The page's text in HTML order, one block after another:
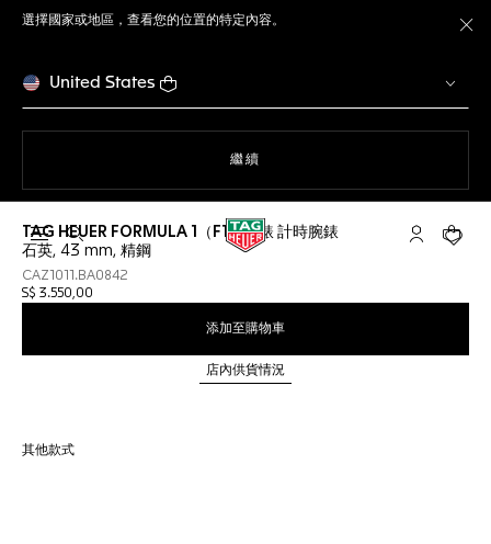
選擇國家或地區，查看您的位置的特定內容。
United States
繼續
開啟搜尋 「我的TAG
您的
TAG HEUER FORMULA 1（F1）腕錶 計時腕錶
石英, 43 mm, 精鋼
CAZ1011.BA0842
S$ 3.550,00
添加至購物車
店內供貨情況
其他款式